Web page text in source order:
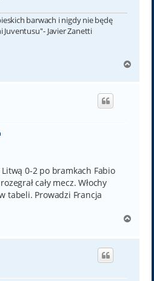
barwach i nigdy nie będę
Javier Zanetti
g
0-2 po bramkach Fabio
cały mecz. Włochy
tabeli. Prowadzi Francja
g